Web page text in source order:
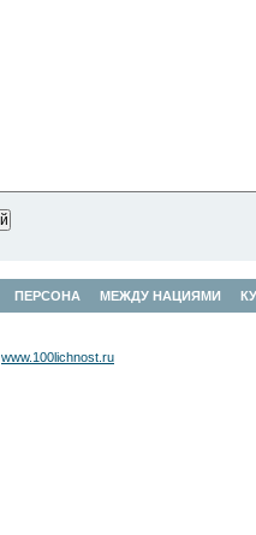
ПЕРСОНА МЕЖДУ НАЦИЯМИ
www.100lichnost.ru